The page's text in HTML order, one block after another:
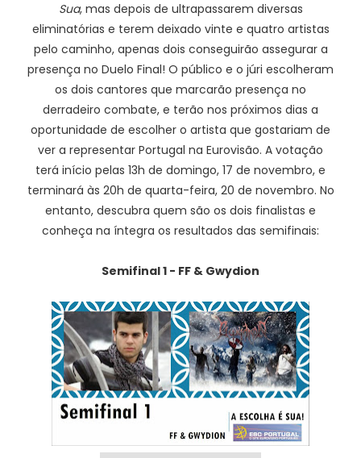
Sua, mas depois de ultrapassarem diversas
eliminatórias e terem deixado vinte e quatro artistas
pelo caminho, apenas dois conseguirão assegurar a
presença no Duelo Final! O público e o júri escolheram
os dois cantores que marcarão presença no
derradeiro combate, e terão nos próximos dias a
oportunidade de escolher o artista que gostariam de
ver a representar Portugal na Eurovisão. A votação
terá início pelas 13h de domingo, 17 de novembro, e
terminará às 20h de quarta-feira, 20 de novembro. No
entanto, descubra quem são os dois finalistas e
conheça na íntegra os resultados das semifinais:
Semifinal 1 - FF & Gwydion